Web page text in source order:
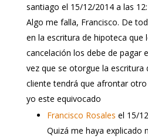
santiago el 15/12/2014 a las
Algo me falla, Francisco. De
en la escritura de hipoteca que
cancelación los debe de pagar
vez que se otorgue la escritura
cliente tendrá que afrontar
yo este equivocado
Francisco Rosales el 15/
Quizá me haya explicado